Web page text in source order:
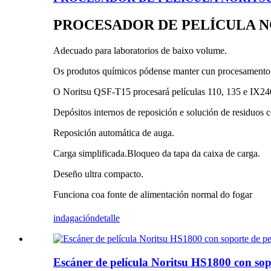
PROCESADOR DE PELÍCULA
Adecuado para laboratorios de baixo volume.
Os produtos químicos pódense manter cun
O Noritsu QSF-T15 procesará películas 110, 135 e
Depósitos internos de reposición e solución de residuos
Reposición automática de auga.
Carga simplificada.Bloqueo da tapa da caixa de carga.
Deseño ultra compacto.
Funciona coa fonte de alimentación normal do fogar
indagacióndetalle
Escáner de película Noritsu HS1800 con